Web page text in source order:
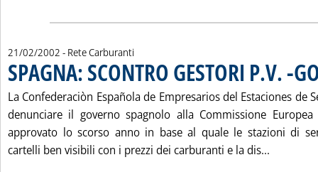
21/02/2002 - Rete Carburanti
SPAGNA: SCONTRO GESTORI P.V. -
La Confederaciòn Española de Empresarios del Estaciones de
denunciare il governo spagnolo alla Commissione
approvato lo scorso anno in base al quale le stazioni di
cartelli ben visibili con i prezzi dei carburanti e la dis...